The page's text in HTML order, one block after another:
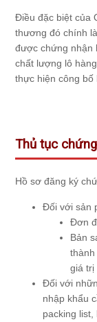
Điều đặc biệt của
thương đó chính
được chứng nhận
chất lượng lô
thực hiện công bố
Thủ tục
Hồ sơ đăng ký
Đối với sản
Đơn
Bản
giá
Đối với
nhập khẩu
packing